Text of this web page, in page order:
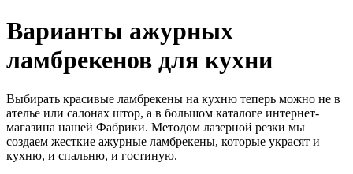
Варианты ажурных
ламбрекенов для кухни
Выбирать красивые ламбрекены на кухню теперь можно не в
ателье или салонах штор, а в большом каталоге интернет-
магазина нашей Фабрики. Методом лазерной резки мы
создаем жесткие ажурные ламбрекены, которые украсят и
кухню, и спальню, и гостиную.